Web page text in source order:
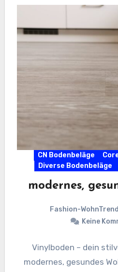
CN Bodenbeläge
Diverse Bodenbeläge
modernes,
Fashion-WohnTrend
Keine
Vinylboden – dein
modernes, gesundes